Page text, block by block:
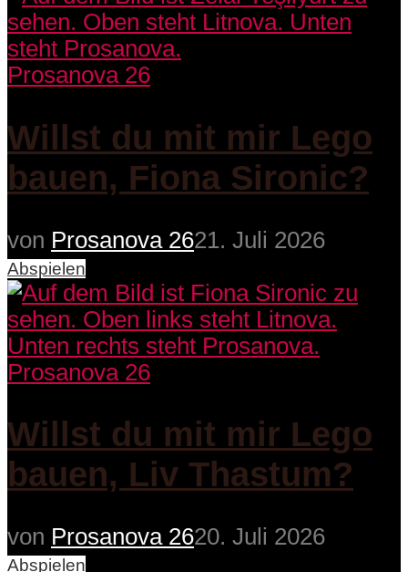
Prosanova 26
Willst du mit mir Lego
bauen, Fiona Sironic?
von Prosanova 2621. Juli 2026
Abspielen
Prosanova 26
Willst du mit mir Lego
bauen, Liv Thastum?
von Prosanova 2620. Juli 2026
Abspielen